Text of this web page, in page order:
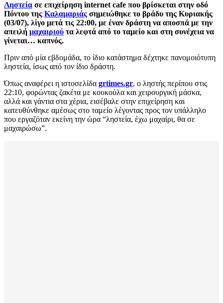
Ληστεία σε επιχείρηση internet cafe που βρίσκεται στην οδό
Πόντου της Καλαμαριάς σημειώθηκε το βράδυ της Κυριακής
(03/07), λίγο μετά τις 22:00, με έναν δράστη να αποσπά με την
απειλή μαχαιριού τα λεφτά από το ταμείο και στη συνέχεια να
γίνεται… καπνός.
Πριν από μία εβδομάδα, το ίδιο κατάστημα δέχτηκε πανομοιότυπη
ληστεία, ίσως από τον ίδιο δράστη.
Όπως αναφέρει η ιστοσελίδα grtimes.gr, ο ληστής περίπου στις
22:10, φορώντας ζακέτα με κουκούλα και χειρουργική μάσκα,
αλλά και γάντια στα χέρια, εισέβαλε στην επιχείρηση και
κατευθύνθηκε αμέσως στο ταμείο λέγοντας προς τον υπάλληλο
που εργαζόταν εκείνη την ώρα “ληστεία, έχω μαχαίρι, θα σε
μαχαιρώσω”.